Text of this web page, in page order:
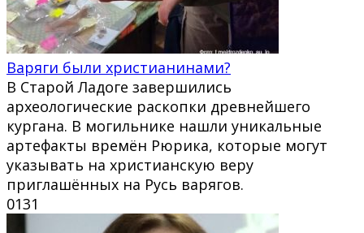
Варяги были христианинами?
В Старой Ладоге завершились
археологические раскопки древнейшего
кургана. В могильнике нашли уникальные
артефакты времён Рюрика, которые могут
указывать на христианскую веру
приглашённых на Русь варягов.
0131